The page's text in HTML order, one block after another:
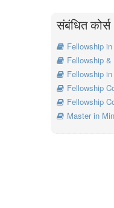
संबंधित कोर्स
Fellowship
Fellowship
Fellowship
Fellowship
Fellowship
Master in